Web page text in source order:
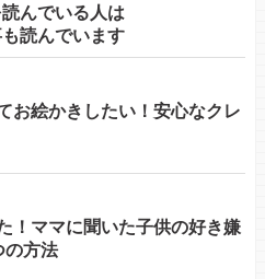
んでいる人は
読んでいます
お絵かきしたい！安心なクレ
！ママに聞いた子供の好き嫌
の方法